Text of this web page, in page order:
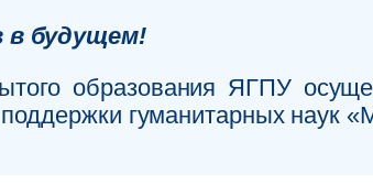
в будущем!
образования ЯГПУ
гуманитарных наук